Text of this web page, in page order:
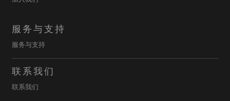
服务与支持
服务与支持
联系我们
联系我们